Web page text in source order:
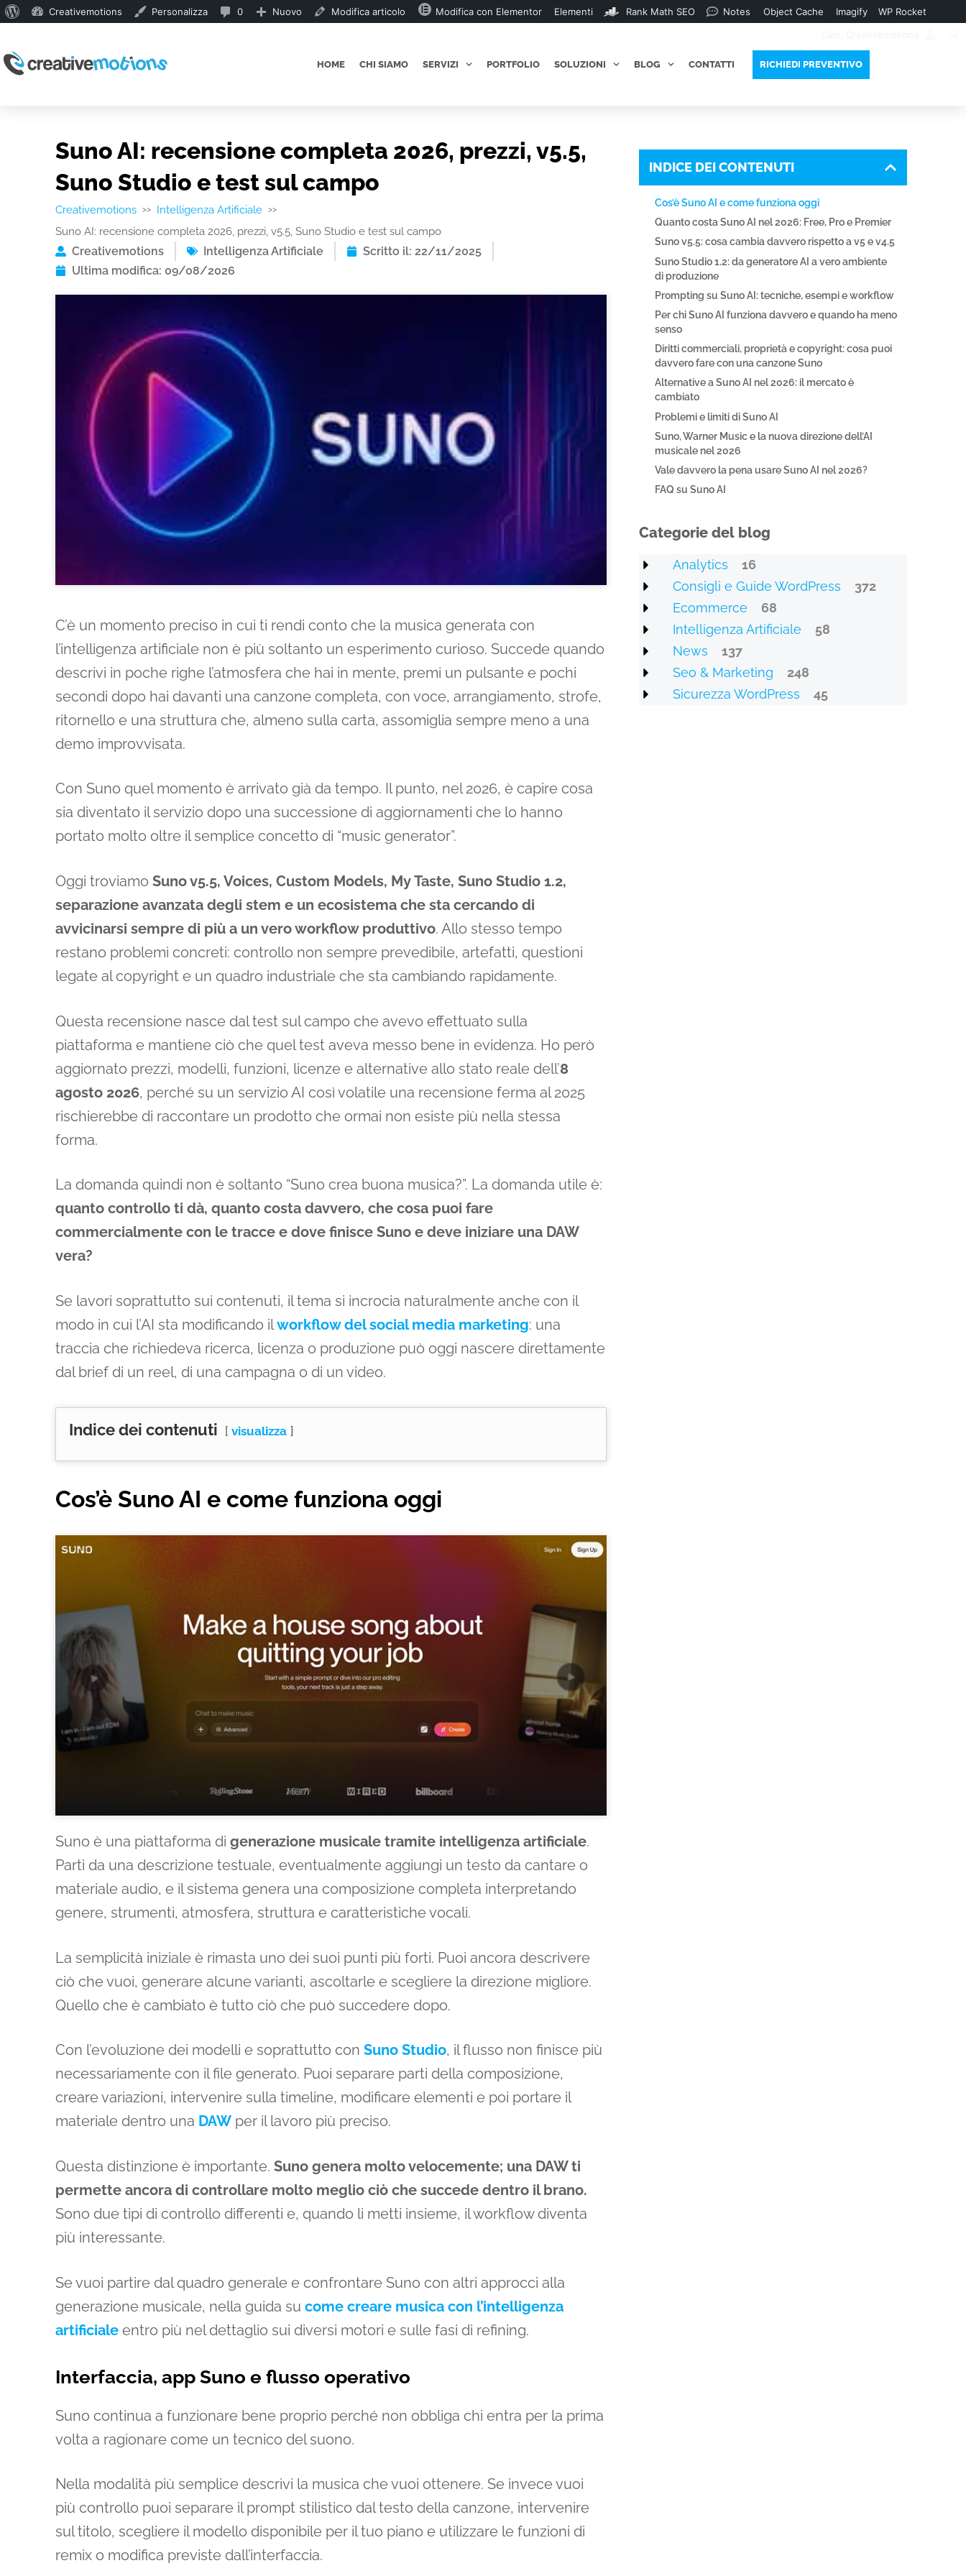
HOME CHI SIAMO SERVIZI PORTFOLIO SOLUZIONI BLOG CONTATTI RICHIEDI PREVENTIVO
Suno AI: recensione completa 2026, prezzi, v5.5,
Suno Studio e test sul campo
Creativemotions >> Intelligenza Artificiale >>
Suno AI: recensione completa 2026, prezzi, v5.5, Suno Studio e test sul campo
Creativemotions Intelligenza Artificiale
Scritto il: 22/11/2025
Ultima modifica: 09/08/2026
C’è un momento preciso in cui ti rendi conto che la musica generata con
l’intelligenza artificiale non è più soltanto un esperimento curioso. Succede quando
descrivi in poche righe l’atmosfera che hai in mente, premi un pulsante e pochi
secondi dopo hai davanti una canzone completa, con voce, arrangiamento, strofe,
ritornello e una struttura che, almeno sulla carta, assomiglia sempre meno a una
demo improvvisata.
Con Suno quel momento è arrivato già da tempo. Il punto, nel 2026, è capire cosa
sia diventato il servizio dopo una successione di aggiornamenti che lo hanno
portato molto oltre il semplice concetto di “music generator”.
Oggi troviamo Suno v5.5, Voices, Custom Models, My Taste, Suno Studio 1.2,
separazione avanzata degli stem e un ecosistema che sta cercando di
avvicinarsi sempre di più a un vero workflow produttivo. Allo stesso tempo
restano problemi concreti: controllo non sempre prevedibile, artefatti, questioni
legate al copyright e un quadro industriale che sta cambiando rapidamente.
Questa recensione nasce dal test sul campo che avevo effettuato sulla
piattaforma e mantiene ciò che quel test aveva messo bene in evidenza. Ho però
aggiornato prezzi, modelli, funzioni, licenze e alternative allo stato reale dell’8
agosto 2026, perché su un servizio AI così volatile una recensione ferma al 2025
rischierebbe di raccontare un prodotto che ormai non esiste più nella stessa
forma.
La domanda quindi non è soltanto “Suno crea buona musica?”. La domanda utile è:
quanto controllo ti dà, quanto costa davvero, che cosa puoi fare
commercialmente con le tracce e dove finisce Suno e deve iniziare una DAW
vera?
Se lavori soprattutto sui contenuti, il tema si incrocia naturalmente anche con il
modo in cui l’AI sta modificando ilworkflow del social media marketing: una
traccia che richiedeva ricerca, licenza o produzione può oggi nascere direttamente
dal brief di un reel, di una campagna o di un video.
Indice dei contenuti visualizza
Cos’è Suno AI e come funziona oggi
Suno è una piattaforma di generazione musicale tramite intelligenza artificiale.
Parti da una descrizione testuale, eventualmente aggiungi un testo da cantare o
materiale audio, e il sistema genera una composizione completa interpretando
genere, strumenti, atmosfera, struttura e caratteristiche vocali.
La semplicità iniziale è rimasta uno dei suoi punti più forti. Puoi ancora descrivere
ciò che vuoi, generare alcune varianti, ascoltarle e scegliere la direzione migliore.
Quello che è cambiato è tutto ciò che può succedere dopo.
Con l’evoluzione dei modelli e soprattutto con Suno Studio, il flusso non finisce più
necessariamente con il file generato. Puoi separare parti della composizione,
creare variazioni, intervenire sulla timeline, modificare elementi e poi portare il
materiale dentro una DAW per il lavoro più preciso.
Questa distinzione è importante. Suno genera molto velocemente; una DAW ti
permette ancora di controllare molto meglio ciò che succede dentro il brano.
Sono due tipi di controllo differenti e, quando li metti insieme, il workflow diventa
più interessante.
Se vuoi partire dal quadro generale e confrontare Suno con altri approcci alla
generazione musicale, nella guida su come creare musica con l’intelligenza
artificiale entro più nel dettaglio sui diversi motori e sulle fasi di refining.
Interfaccia, app Suno e flusso operativo
Suno continua a funzionare bene proprio perché non obbliga chi entra per la prima
volta a ragionare come un tecnico del suono.
Nella modalità più semplice descrivi la musica che vuoi ottenere. Se invece vuoi
più controllo puoi separare il prompt stilistico dal testo della canzone, intervenire
sul titolo, scegliere il modello disponibile per il tuo piano e utilizzare le funzioni di
remix o modifica previste dall’interfaccia.
INDICE DEI CONTENUTI
Cos’è Suno AI e come funziona oggi
Quanto costa Suno AI nel 2026: Free, Pro e Premier
Suno v5.5: cosa cambia davvero rispetto a v5 e v4.5
Suno Studio 1.2: da generatore AI a vero ambiente
di produzione
Prompting su Suno AI: tecniche, esempi e workflow
Per chi Suno AI funziona davvero e quando ha meno
senso
Diritti commerciali, proprietà e copyright: cosa puoi
davvero fare con una canzone Suno
Alternative a Suno AI nel 2026: il mercato è
cambiato
Problemi e limiti di Suno AI
Suno, Warner Music e la nuova direzione dell’AI
musicale nel 2026
Vale davvero la pena usare Suno AI nel 2026?
FAQ su Suno AI
Categorie del blog
Analytics
16
Consigli e Guide WordPress
372
Ecommerce
68
Intelligenza Artificiale
58
News
137
Seo & Marketing
248
Sicurezza WordPress
45
Creativemotions Personalizza 0 Nuovo Modifica articolo Modifica con Elementor Elementi Rank Math SEO Notes Object Cache Imagify
WP Rocket